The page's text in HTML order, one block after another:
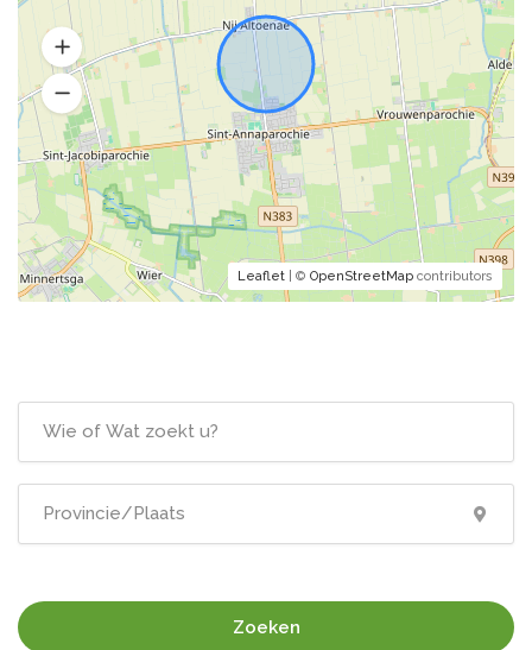
Leaflet | © OpenStreetMap contributors
Zoeken